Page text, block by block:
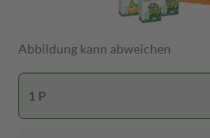
Abbildung kann abweichen
1 P